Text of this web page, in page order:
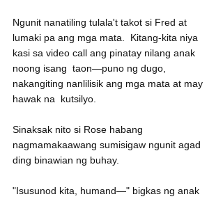
Ngunit nanatiling tulala't takot si Fred at
lumaki pa ang mga mata.  Kitang-kita niya
kasi sa video call ang pinatay nilang anak
noong isang  taon—puno ng dugo,
nakangiting nanlilisik ang mga mata at may
hawak na  kutsilyo.
Sinaksak nito si Rose habang
nagmamakaawang sumisigaw ngunit agad
ding binawian ng buhay.
"Isusunod kita, humand—" bigkas ng anak